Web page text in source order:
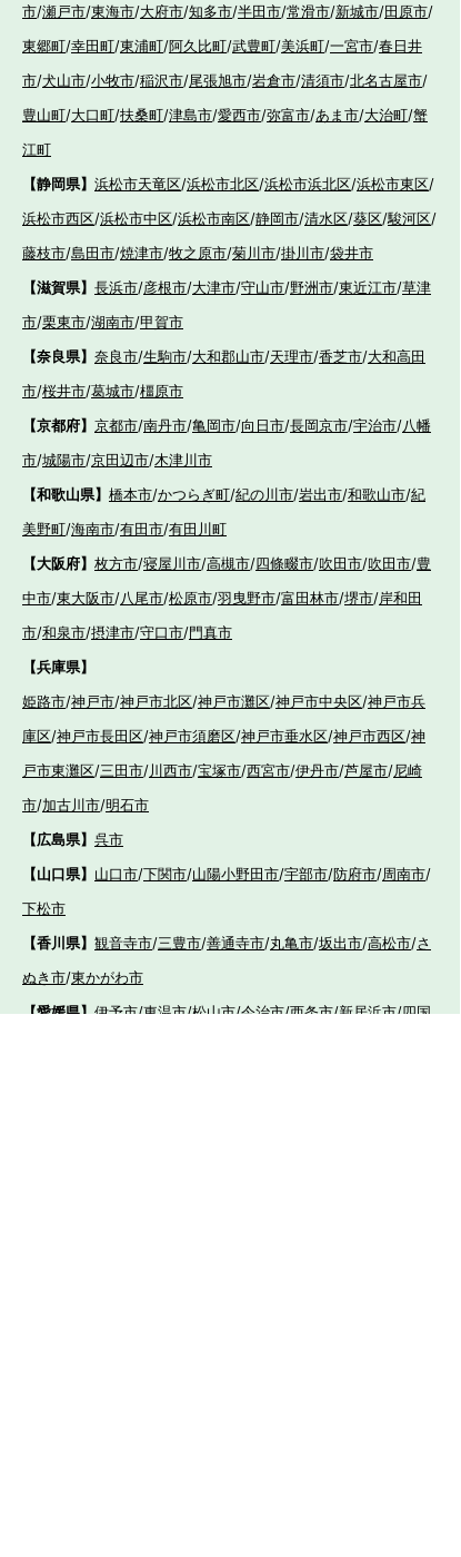
市/瀬戸市/東海市/大府市/知多市/半田市/常滑市/新城市/田原市/
東郷町/幸田町/東浦町/阿久比町/武豊町/美浜町/一宮市/春日井
市/犬山市/小牧市/稲沢市/尾張旭市/岩倉市/清須市/北名古屋市/
豊山町/大口町/扶桑町/津島市/愛西市/弥富市/あま市/大治町/蟹
江町
【静岡県】 浜松市天竜区/浜松市北区/浜松市浜北区/浜松市東区/
浜松市西区/浜松市中区/浜松市南区/静岡市/清水区/葵区/駿河区/
藤枝市/島田市/焼津市/牧之原市/菊川市/掛川市/袋井市
【滋賀県】 長浜市/彦根市/大津市/守山市/野洲市/東近江市/草津
市/栗東市/湖南市/甲賀市
【奈良県】 奈良市/生駒市/大和郡山市/天理市/香芝市/大和高田
市/桜井市/葛城市/橿原市
【京都府】 京都市/南丹市/亀岡市/向日市/長岡京市/宇治市/八幡
市/城陽市/京田辺市/木津川市
【和歌山県】 橋本市/かつらぎ町/紀の川市/岩出市/和歌山市/紀
美野町/海南市/有田市/有田川町
【大阪府】 枚方市/寝屋川市/高槻市/四條畷市/吹田市/吹田市/豊
中市/東大阪市/八尾市/松原市/羽曳野市/富田林市/堺市/岸和田
市/和泉市/摂津市/守口市/門真市
【兵庫県】
姫路市/神戸市/神戸市北区/神戸市灘区/神戸市中央区/神戸市兵
庫区/神戸市長田区/神戸市須磨区/神戸市垂水区/神戸市西区/神
戸市東灘区/三田市/川西市/宝塚市/西宮市/伊丹市/芦屋市/尼崎
市/加古川市/明石市
【広島県】 呉市
【山口県】 山口市/下関市/山陽小野田市/宇部市/防府市/周南市/
下松市
【香川県】 観音寺市/三豊市/善通寺市/丸亀市/坂出市/高松市/さ
ぬき市/東かがわ市
【愛媛県】伊予市/東温市/松山市/今治市/西条市/新居浜市/四国